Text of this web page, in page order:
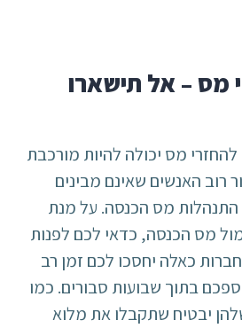
מס – אל תישארו
מס יכולה להיות מורכבת
רוב האנשים שאינם מבינים
התנהלות מס הכנסה. על מנת
מס הכנסה, כדאי לכם לפנות
כאלה יחסכו לכם זמן רב
בתוך שבועות סבורים. כמו
יבטיח שתקבלו את מלוא